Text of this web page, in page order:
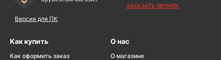
Версия для ПК
ЗАКАЗАТЬ ЗВОНОК
Как купить
Как оформить заказ
О нас
О магазине